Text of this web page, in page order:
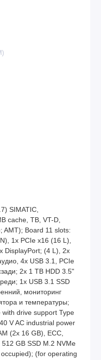
SIMATIC,
cache, TB, VT-D,
AMT); Board 11 slots:
1x PCIe x16 (16 L),
DisplayPort; (4 L), 2x
4x USB 3.1, PCIe
2x 1 TB HDD 3.5"
1x USB 3.1 SSD
мониторинг
и температуры;
drive support Type
V AC industrial power
(2x 16 GB), ECC,
GB SSD M.2 NVMe
(for operating